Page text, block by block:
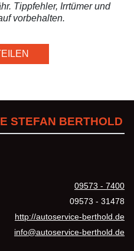
Tippfehler, Irrtümer und
vorbehalten.
STEFAN BERTHOLD
09573 - 7400
09573 - 31478
http://autoservice-berthold.de
info@autoservice-berthold.de